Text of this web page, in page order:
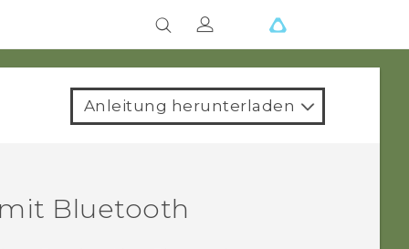
Anleitung herunterladen
Bluetooth